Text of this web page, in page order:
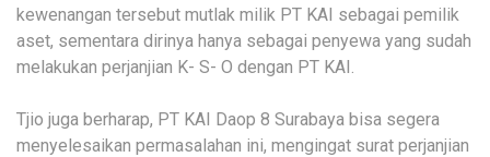
kewenangan tersebut mutlak milik PT KAI sebagai pemilik
aset, sementara dirinya hanya sebagai penyewa yang sudah
melakukan perjanjian K- S- O dengan PT KAI.
Tjio juga berharap, PT KAI Daop 8 Surabaya bisa segera
menyelesaikan permasalahan ini, mengingat surat perjanjian